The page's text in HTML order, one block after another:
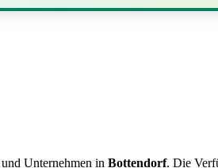
Unternehmen in Bottendorf. Die